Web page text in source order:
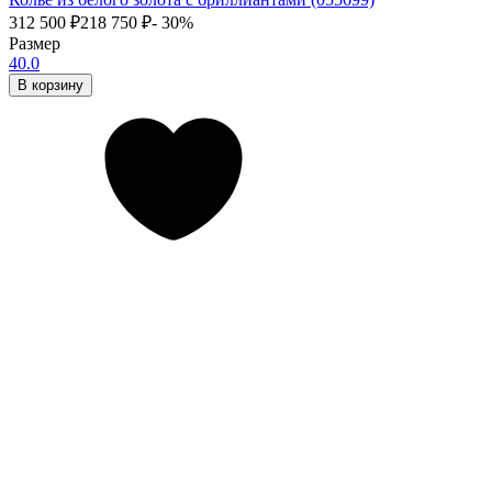
312 500 ₽218 750 ₽- 30%
Размер
40.0
В корзину